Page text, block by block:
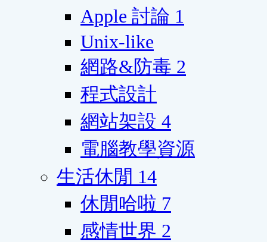
Apple 討論 1
Unix-like
網路&防毒 2
程式設計
網站架設 4
電腦教學資源
生活休閒 14
休閒哈啦 7
感情世界 2